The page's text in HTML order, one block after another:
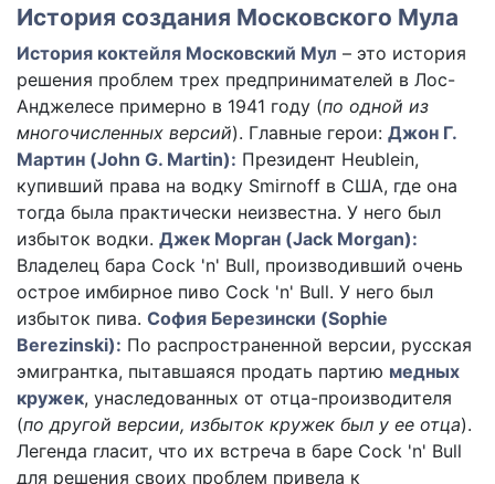
История создания Московского Мула
История коктейля Московский Мул – это история
решения проблем трех предпринимателей в Лос-
Анджелесе примерно в 1941 году (по одной из
многочисленных версий). Главные герои: Джон Г.
Мартин (John G. Martin): Президент Heublein,
купивший права на водку Smirnoff в США, где она
тогда была практически неизвестна. У него был
избыток водки. Джек Морган (Jack Morgan):
Владелец бара Cock 'n' Bull, производивший очень
острое имбирное пиво Cock 'n' Bull. У него был
избыток пива. София Березински (Sophie
Berezinski): По распространенной версии, русская
эмигрантка, пытавшаяся продать партию медных
кружек, унаследованных от отца-производителя
(по другой версии, избыток кружек был у ее отца).
Легенда гласит, что их встреча в баре Cock 'n' Bull
для решения своих проблем привела к